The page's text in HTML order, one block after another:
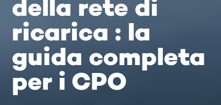
della rete di
ricarica : la
guida completa
per i CPO